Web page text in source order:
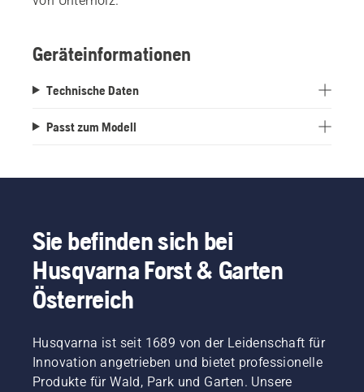
Geräteinformationen
Technische Daten
Passt zum Modell
Sie befinden sich bei
Husqvarna Forst & Garten
Österreich
Husqvarna ist seit 1689 von der Leidenschaft für
Innovation angetrieben und bietet professionelle
Produkte für Wald, Park und Garten. Unsere